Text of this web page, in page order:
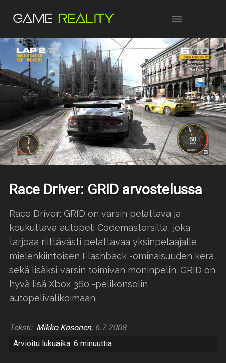
Race Driver: GRID arvostelussa
Race Driver: GRID on varsin pelattava ja
koukuttava autopeli Codemastersilta, joka
tarjoaa riittävästi pelattavaa yksinpelaajalle
mielenkiintoisen Flashback -ominaisuuden kera,
sekä lisäksi varsin toimivan moninpelin. GRID on
hyvä lisä Xbox 360 -pelikonsolin
autopelivalikoimaan.
Teksti: Mikko Kosonen, 6.7.2008
Arvioitu lukuaika: 6 minuuttia